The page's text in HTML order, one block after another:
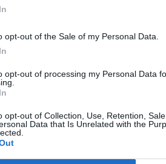
opt-out of the Sale of my Personal Data.
opt-out of processing my Personal Data
opt-out of Collection, Use, Retention,
Data that Is Unrelated with the
lėšų dalis bus skirta tiesiai
skirti infrastruktūrai.
verslo atstovams,
kritikavo sprendimus dalį